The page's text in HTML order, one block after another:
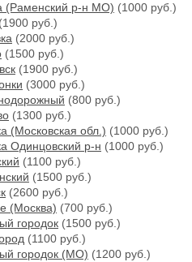
(Раменский р-н МО) (1000 руб.)
(1900 руб.)
(2000 руб.)
(1500 руб.)
(1900 руб.)
(3000 руб.)
(800 руб.)
(1300 руб.)
(Московская обл.) (1000 руб.)
Одинцовский р-н (1000 руб.)
(1100 руб.)
(1500 руб.)
(2600 руб.)
(Москва) (700 руб.)
городок (1500 руб.)
(1100 руб.)
городок (МО) (1200 руб.)